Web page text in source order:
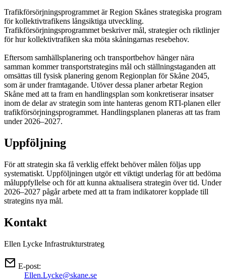
Trafikförsörjningsprogrammet är Region Skånes strategiska program
för kollektivtrafikens långsiktiga utveckling.
Trafikförsörjningsprogrammet beskriver mål, strategier och riktlinjer
för hur kollektivtrafiken ska möta skåningarnas resebehov.
Eftersom samhällsplanering och transportbehov hänger nära
samman kommer transportstrategins mål och ställningstaganden att
omsättas till fysisk planering genom Regionplan för Skåne 2045,
som är under framtagande. Utöver dessa planer arbetar Region
Skåne med att ta fram en handlingsplan som konkretiserar insatser
inom de delar av strategin som inte hanteras genom RTI-planen eller
trafikförsörjningsprogrammet. Handlingsplanen planeras att tas fram
under 2026–2027.
Uppföljning
För att strategin ska få verklig effekt behöver målen följas upp
systematiskt. Uppföljningen utgör ett viktigt underlag för att bedöma
måluppfyllelse och för att kunna aktualisera strategin över tid. Under
2026–2027 pågår arbete med att ta fram indikatorer kopplade till
strategins nya mål.
Kontakt
Ellen Lycke Infrastrukturstrateg
E-post:
Ellen.Lycke@skane.se